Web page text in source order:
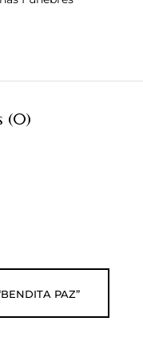
(0)
PAZ”